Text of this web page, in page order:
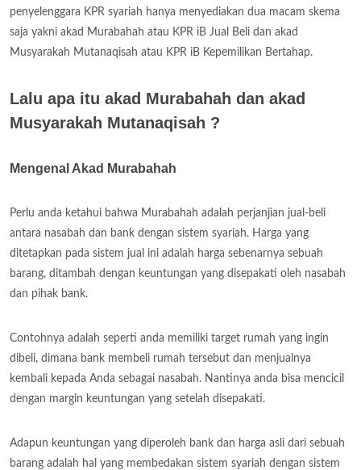
penyelenggara KPR syariah hanya menyediakan dua macam skema
saja yakni akad Murabahah atau KPR iB Jual Beli dan akad
Musyarakah Mutanaqisah atau KPR iB Kepemilikan Bertahap.
Lalu apa itu akad Murabahah dan akad
Musyarakah Mutanaqisah ?
Mengenal Akad Murabahah
Perlu anda ketahui bahwa Murabahah adalah perjanjian jual-beli
antara nasabah dan bank dengan sistem syariah. Harga yang
ditetapkan pada sistem jual ini adalah harga sebenarnya sebuah
barang, ditambah dengan keuntungan yang disepakati oleh nasabah
dan pihak bank.
Contohnya adalah seperti anda memiliki target rumah yang ingin
dibeli, dimana bank membeli rumah tersebut dan menjualnya
kembali kepada Anda sebagai nasabah. Nantinya anda bisa mencicil
dengan margin keuntungan yang setelah disepakati.
Adapun keuntungan yang diperoleh bank dan harga asli dari sebuah
barang adalah hal yang membedakan sistem syariah dengan sistem